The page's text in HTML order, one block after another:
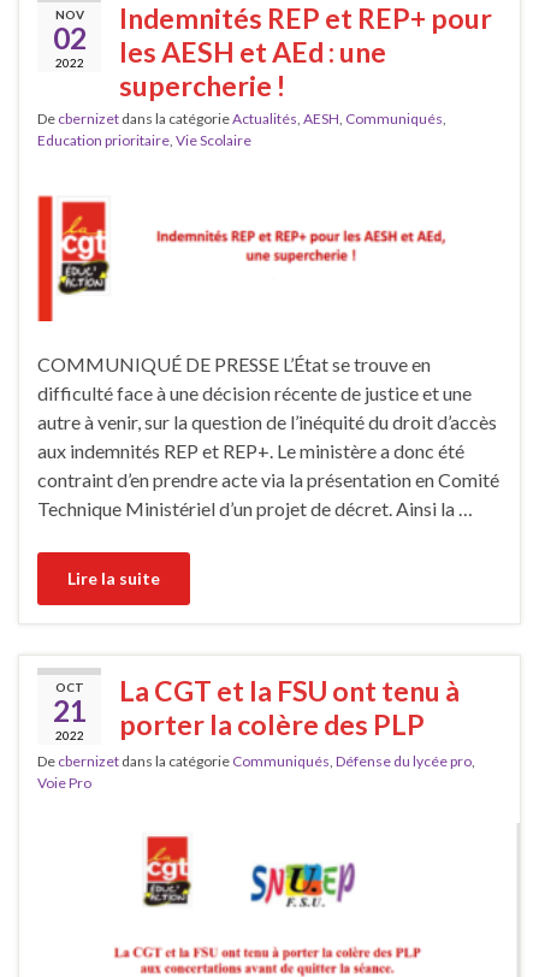
NOV
02
2022
Indemnités REP et REP+ pour
les AESH et AEd : une
supercherie !
De cbernizet dans la catégorieActualités, AESH, Communiqués,
Education prioritaire, Vie Scolaire
COMMUNIQUÉ DE PRESSE L’État se trouve en
difficulté face à une décision récente de justice et une
autre à venir, sur la question de l’inéquité du droit d’accès
aux indemnités REP et REP+. Le ministère a donc été
contraint d’en prendre acte via la présentation en Comité
Technique Ministériel d’un projet de décret. Ainsi la …
Lire la suite
OCT
21
2022
La CGT et la FSU ont tenu à
porter la colère des PLP
De cbernizet dans la catégorie Communiqués Défense du lycée pro
Voie Pro